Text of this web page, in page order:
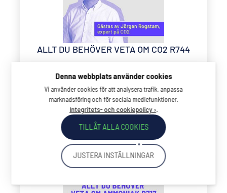
ALLT DU BEHÖVER VETA OM CO2 R744
LYSSNA & LÄS MER
Denna webbplats använder cookies
Vi använder cookies för att analysera trafik, anpassa
marknadsföring och för sociala mediefunktioner.
Integritets- och cookiepolicy ›.
TILLÅT ALLA COOKIES
JUSTERA INSTÄLLNINGAR